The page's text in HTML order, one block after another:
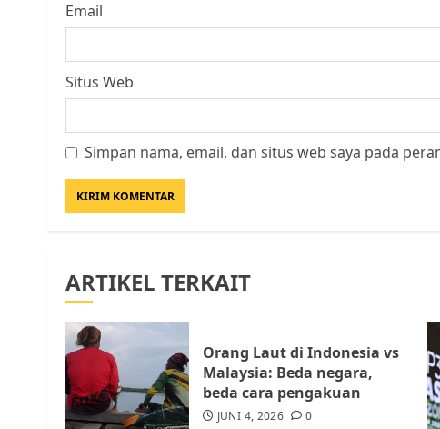
Email
Situs Web
Simpan nama, email, dan situs web saya pada
ARTIKEL TERKAIT
Orang Laut di Indonesia vs
Malaysia: Beda negara,
beda cara pengakuan
JUNI 4, 2026 0